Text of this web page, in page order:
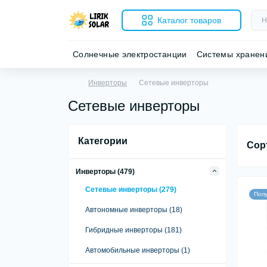
Каталог товаров
Солнечные электростанции Системы
Инверторы Сетевые инверторы
Сетевые инверторы
Категории
Инверторы (479)
Сетевые инверторы (279)
Автономные инверторы (18)
Гибридные инверторы (181)
Автомобильные инверторы (1)